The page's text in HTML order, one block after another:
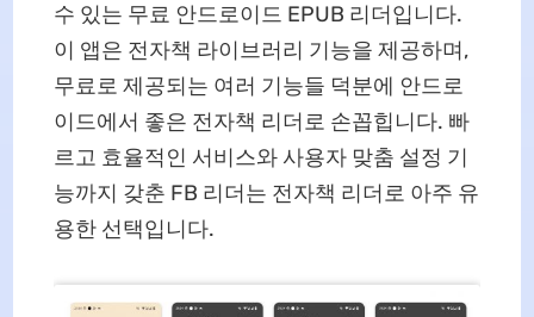
수 있는 무료 안드로이드 EPUB 리더입니다.
이 앱은 전자책 라이브러리 기능을 제공하며,
무료로 제공되는 여러 기능들 덕분에 안드로
이드에서 좋은 전자책 리더로 손꼽힙니다. 빠
르고 효율적인 서비스와 사용자 맞춤 설정 기
능까지 갖춘 FB 리더는 전자책 리더로 아주 유
용한 선택입니다.